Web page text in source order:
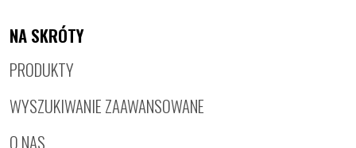
NA SKRÓTY
PRODUKTY
WYSZUKIWANIE ZAAWANSOWANE
O NAS